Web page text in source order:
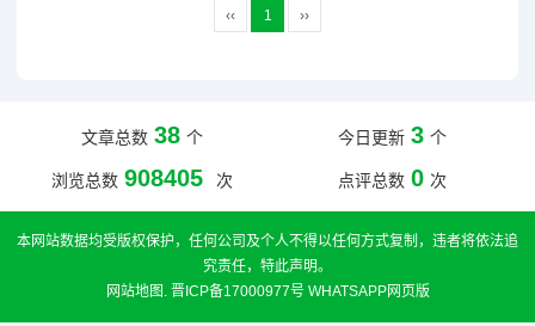
‹‹ 1 ››
文章总数 38 个 今日更新 3 个
浏览总数 908405 次 点评总数 0 次
本网站数据均受版权保护，任何公司及个人不得以任何方式复制，违者将依法追
究责任，特此声明。
网站地图 晋ICP备17000977号 WHATSAPP网页版